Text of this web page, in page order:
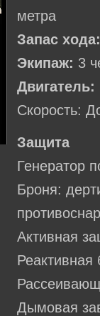
метра
Запас
Экипаж: 3
Двигатель:
Скорость:
Защита
Генератор
Броня:
Активная
Реактивная
Дымовая